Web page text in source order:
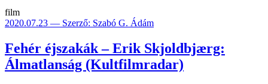
film
2020.07.23 — Szerző: Szabó G. Ádám
Fehér éjszakák – Erik Skjoldbjærg:
Álmatlanság (Kultfilmradar)